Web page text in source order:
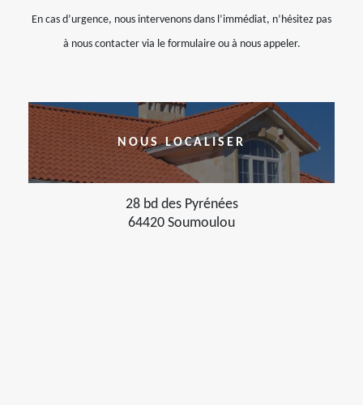
En cas d’urgence, nous intervenons dans l’immédiat, n’hésitez pas
à nous contacter via le formulaire ou à nous appeler.
NOUS LOCALISER
28 bd des Pyrénées
64420 Soumoulou